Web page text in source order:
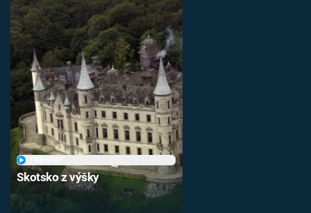
Skotsko z výšky